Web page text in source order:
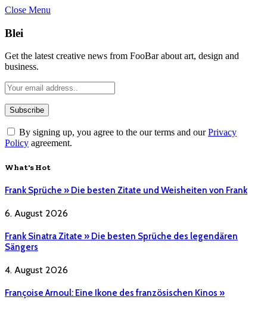
Close Menu
Blei
Get the latest creative news from FooBar about art, design and
business.
By signing up, you agree to the our terms and ourPrivacy
Policy agreement.
What's Hot
Frank Sprüche » Die besten Zitate und Weisheiten von Frank
6. August 2026
Frank Sinatra Zitate » Die besten Sprüche des legendären
Sängers
4. August 2026
Françoise Arnoul: Eine Ikone des französischen Kinos »